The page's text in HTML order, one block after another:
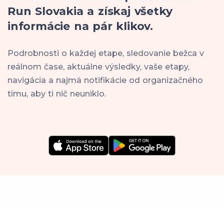
Run Slovakia a získaj všetky
informácie na pár klikov.
Podrobnosti o každej etape, sledovanie bežca v
reálnom čase, aktuálne výsledky, vaše etapy,
navigácia a najmä notifikácie od organizačného
tímu, aby ti nič neuniklo.